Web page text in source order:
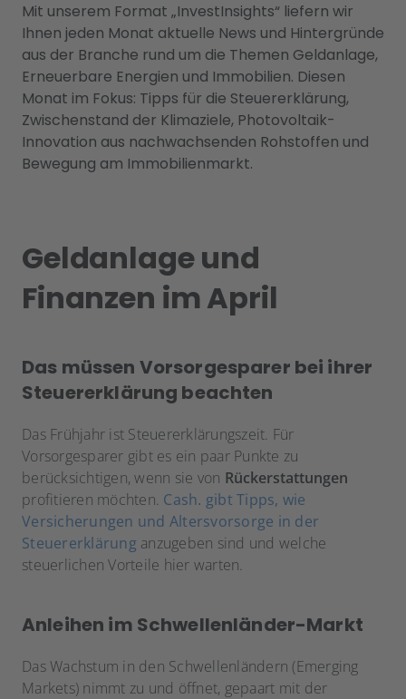
Mit unserem Format „InvestInsights“ liefern wir
Ihnen jeden Monat aktuelle News und Hintergründe
aus der Branche rund um die Themen Geldanlage,
Erneuerbare Energien und Immobilien. Diesen
Monat im Fokus: Tipps für die Steuererklärung,
Zwischenstand der Klimaziele, Photovoltaik-
Innovation aus nachwachsenden Rohstoffen und
Bewegung am Immobilienmarkt.
Geldanlage und
Finanzen im April
Das müssen Vorsorgesparer bei ihrer
Steuererklärung beachten
Das Frühjahr ist Steuererklärungszeit. Für
Vorsorgesparer gibt es ein paar Punkte zu
berücksichtigen, wenn sie von Rückerstattungen
profitieren möchten. Cash. gibt Tipps, wie
Versicherungen und Altersvorsorge in der
Steuererklärung anzugeben sind und welche
steuerlichen Vorteile hier warten.
Anleihen im Schwellenländer-Markt
Das Wachstum in den Schwellenländern (Emerging
Markets) nimmt zu und öffnet, gepaart mit der